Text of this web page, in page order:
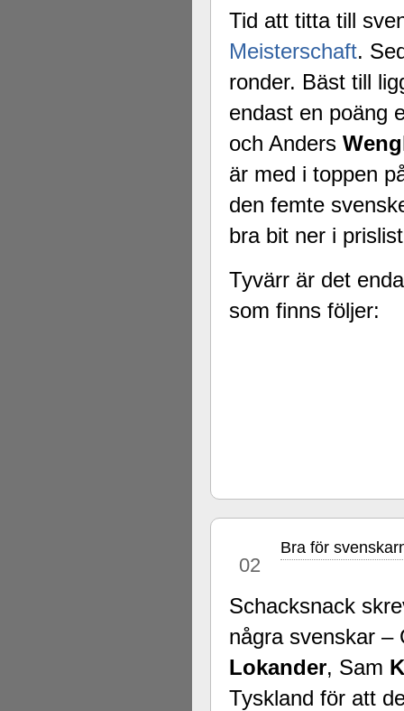
Tid att titta till
Meisterschaft.
ronder. Bäst till
endast en poäng
och Anders
är med i toppen
den femte
bra bit ner i
Tyvärr är det
som finns följer:
02
Bra för
Schacksnack
några svenskar
Lokander, Sam
Tyskland för att